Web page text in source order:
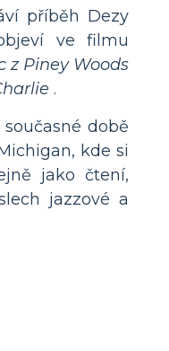
příběh Dezy
ve filmu
z Piney Woods
.
době
kde si
jako čtení,
jazzové a